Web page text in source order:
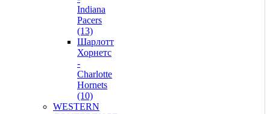
Indiana
Pacers
(13)
Шарлотт
Хорнетс
-
Charlotte
Hornets
(10)
WESTERN